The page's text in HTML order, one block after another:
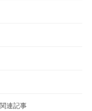
連記事